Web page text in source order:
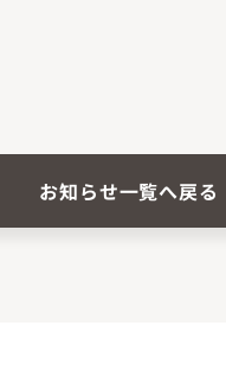
お知らせ一覧へ戻る